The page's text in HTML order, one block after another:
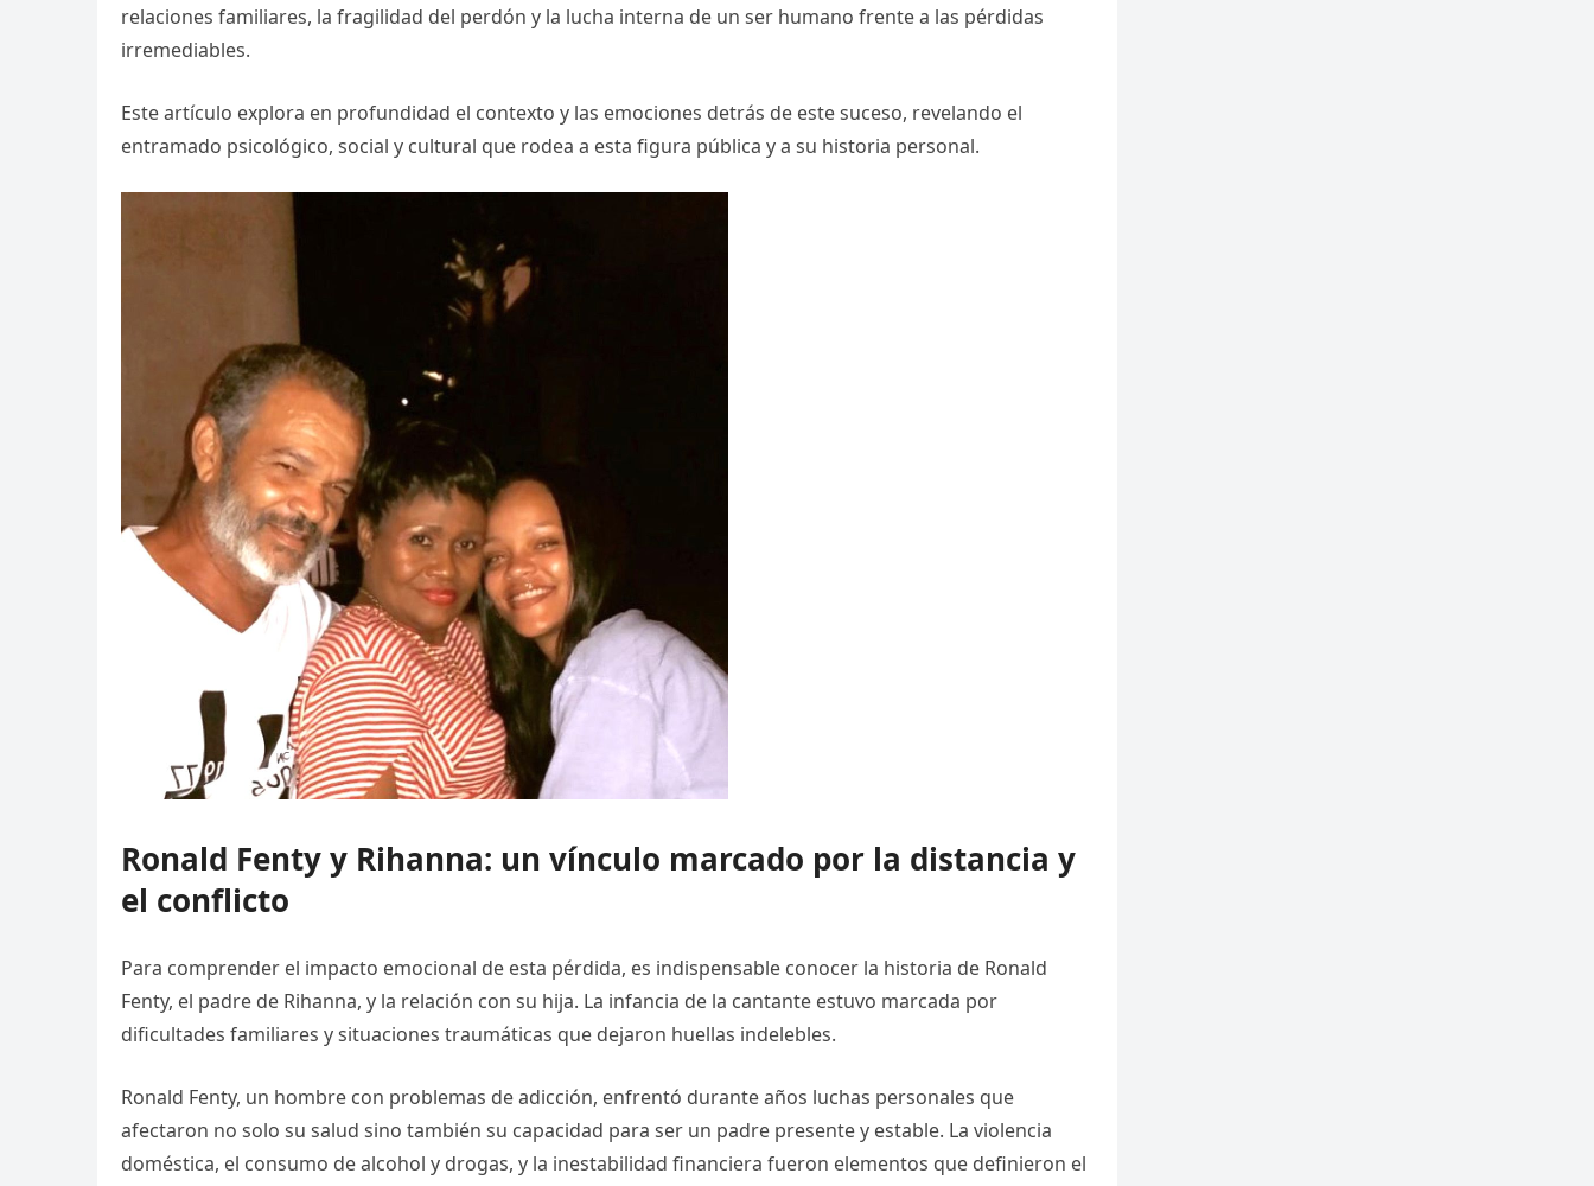
relaciones familiares, la fragilidad del perdón y la lucha interna de un ser humano frente a las pérdidas
irremediables.
Este artículo explora en profundidad el contexto y las emociones detrás de este suceso, revelando el
entramado psicológico, social y cultural que rodea a esta figura pública y a su historia personal.
Ronald Fenty y Rihanna: un vínculo marcado por la distancia y
el conflicto
Para comprender el impacto emocional de esta pérdida, es indispensable conocer la historia de Ronald
Fenty, el padre de Rihanna, y la relación con su hija. La infancia de la cantante estuvo marcada por
dificultades familiares y situaciones traumáticas que dejaron huellas indelebles.
Ronald Fenty, un hombre con problemas de adicción, enfrentó durante años luchas personales que
afectaron no solo su salud sino también su capacidad para ser un padre presente y estable. La violencia
doméstica, el consumo de alcohol y drogas, y la inestabilidad financiera fueron elementos que definieron el